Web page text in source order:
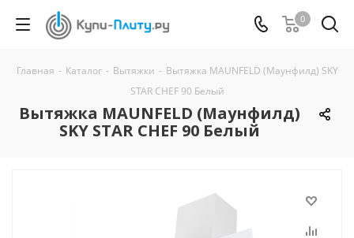
0
Главная - Каталог - Вытяжки - Вытяжка MAUNFELD (Маунфилд) SKY
STAR CHEF 90 Белый
Вытяжка MAUNFELD (Маунфилд)
SKY STAR CHEF 90 Белый